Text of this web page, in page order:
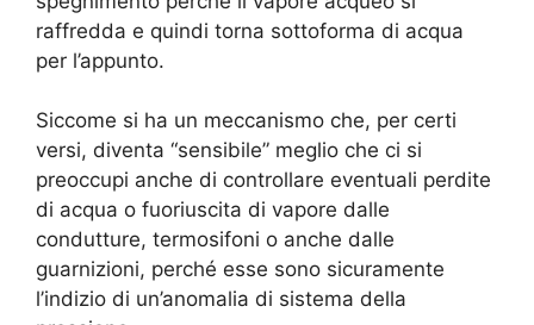
raffredda e quindi torna sottoforma di acqua
per l’appunto.
Siccome si ha un meccanismo che, per certi
versi, diventa “sensibile” meglio che ci si
preoccupi anche di controllare eventuali perdite
di acqua o fuoriuscita di vapore dalle
condutture, termosifoni o anche dalle
guarnizioni, perché esse sono sicuramente
l’indizio di un’anomalia di sistema della